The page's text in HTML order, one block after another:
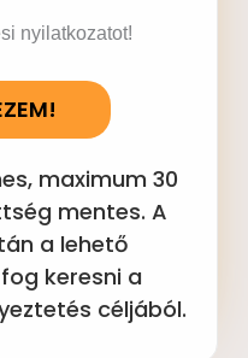
nyilatkozatot!
maximum 30
mentes. A
a lehető
keresni a
céljából.